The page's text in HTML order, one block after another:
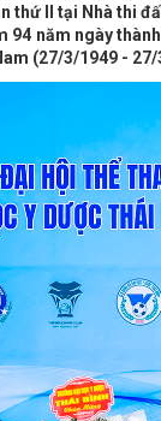
thứ II tại Nhà thi
năm ngày
(27/3/1949 -